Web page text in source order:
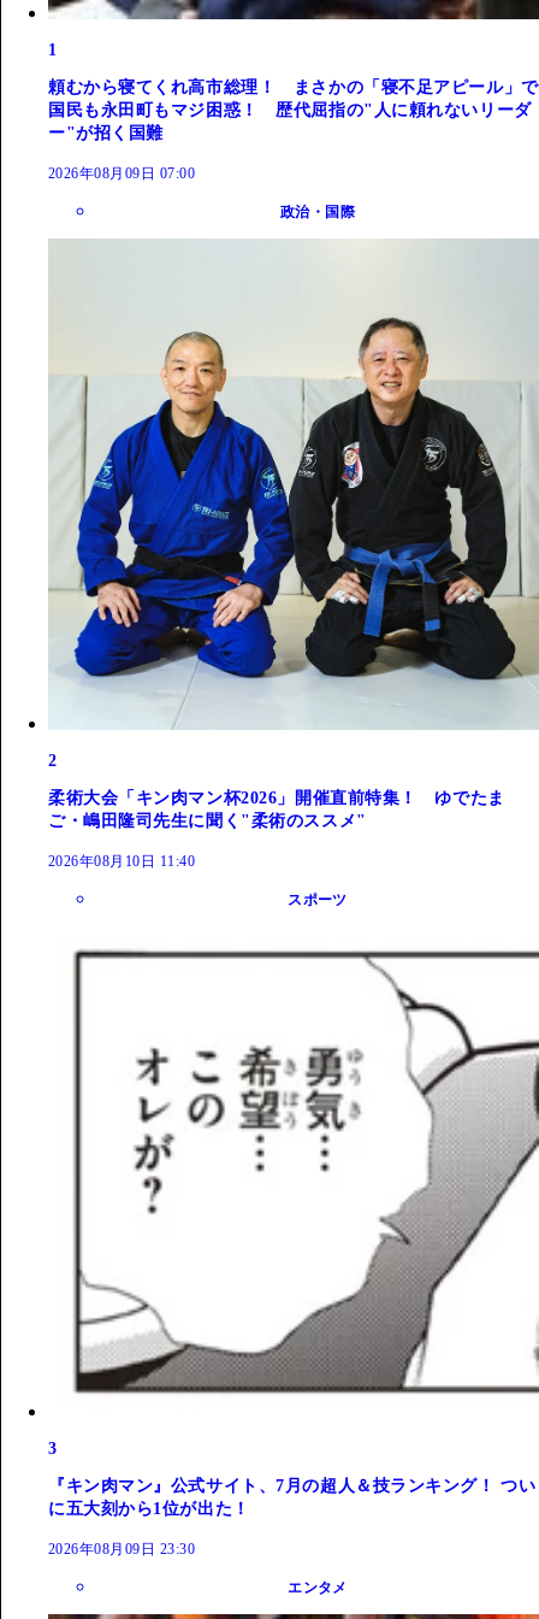
1
頼むから寝てくれ高市総理！ まさかの「寝不足アピール」で
国民も永田町もマジ困惑！ 歴代屈指の"人に頼れないリーダ
ー"が招く国難
2026年08月09日 07:00
政治・国際
2
柔術大会「キン肉マン杯2026」開催直前特集！ ゆでたま
ご・嶋田隆司先生に聞く"柔術のススメ"
2026年08月10日 11:40
スポーツ
3
『キン肉マン』公式サイト、7月の超人＆技ランキング！ つい
に五大刻から1位が出た！
2026年08月09日 23:30
エンタメ